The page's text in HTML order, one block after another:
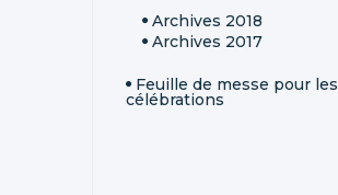
Archives 2018
Archives 2017
Feuille de messe pour les
célébrations